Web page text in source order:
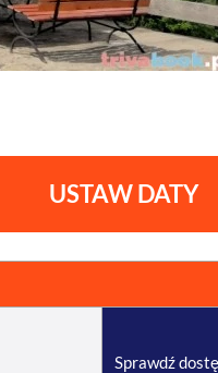
USTAW DATY
Sprawdź